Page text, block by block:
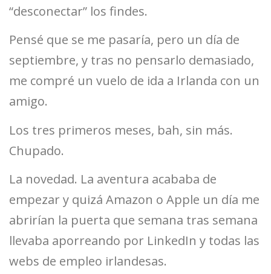
“desconectar” los findes.
Pensé que se me pasaría, pero un día de
septiembre, y tras no pensarlo demasiado,
me compré un vuelo de ida a Irlanda con un
amigo.
Los tres primeros meses, bah, sin más.
Chupado.
La novedad. La aventura acababa de
empezar y quizá Amazon o Apple un día me
abrirían la puerta que semana tras semana
llevaba aporreando por LinkedIn y todas las
webs de empleo irlandesas.